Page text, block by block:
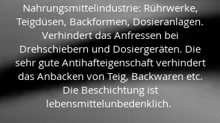
Nahrungsmittelindustrie: Rührwerke,
Teigdüsen, Backformen, Dosieranlagen.
Verhindert das Anfressen bei
Drehschiebern und Dosiergeräten. Die
sehr gute Antihafteigenschaft verhindert
das Anbacken von Teig, Backwaren etc.
Die Beschichtung ist
lebensmittelunbedenklich.